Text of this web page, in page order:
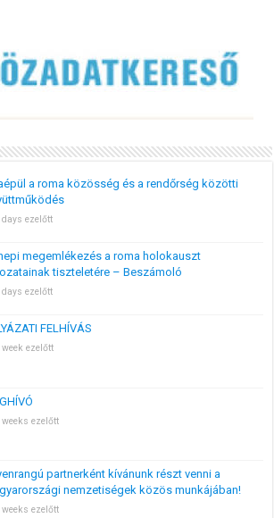
a roma közösség és a rendőrség közötti
days ezelőtt
megemlékezés a roma holokauszt
tiszteletére – Beszámoló
days ezelőtt
FELHÍVÁS
week ezelőtt
weeks ezelőtt
partnerként kívánunk részt venni a
nemzetiségek közös munkájában!
weeks ezelőtt